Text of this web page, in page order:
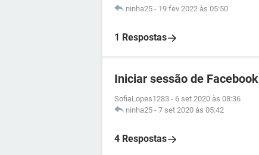
ninha25 - 19 fev 2022 às 05:50
1 Respostas
Iniciar sessão de Facebook
SofiaLopes1283 - 6 set 2020 às 08:36
ninha25 - 7 set 2020 às 05:42
4 Respostas